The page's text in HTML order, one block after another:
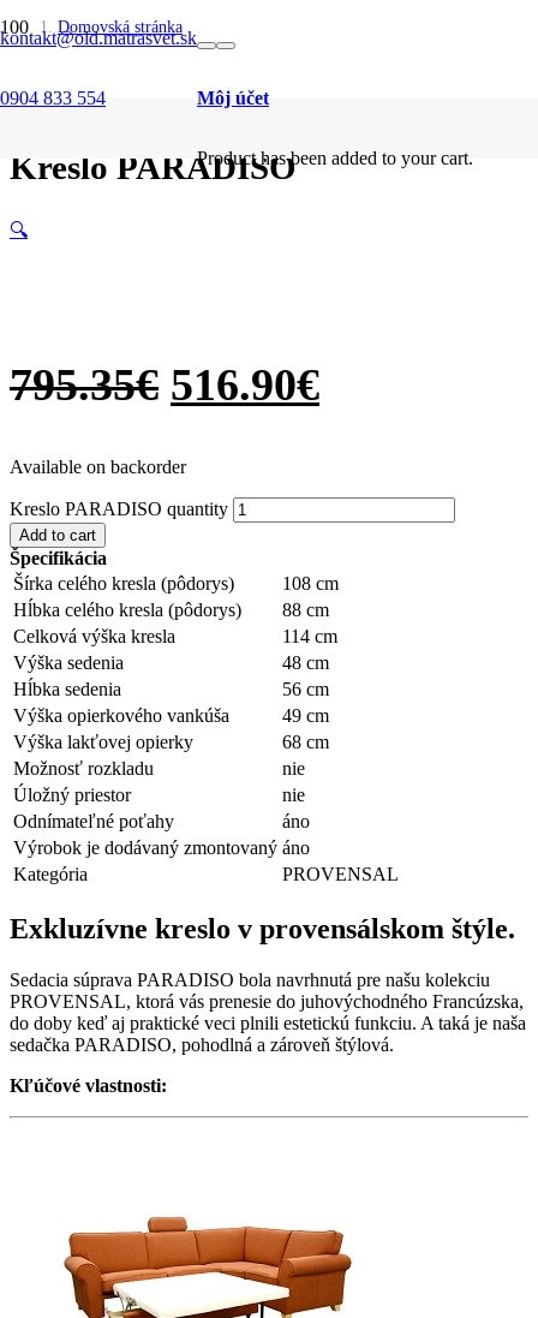
kontakt@old.matrasvet.sk
0904 833 554 Môj účet
Producthas been added to your cart.
Domovská stránka
/
/
Kreslo PARADISO
Kreslo PARADISO
🔍
795.35€ 516.90€
Available on backorder
Kreslo PARADISO quantity
Add to cart
Špecifikácia
Šírka celého kresla (pôdorys)
108 cm
Hĺbka celého kresla (pôdorys)
88 cm
Celková výška kresla
114 cm
Výška sedenia
48 cm
Hĺbka sedenia
56 cm
Výška opierkového vankúša
49 cm
Výška lakťovej opierky
68 cm
Možnosť rozkladu
nie
Úložný priestor
nie
Odnímateľné poťahy
áno
Výrobok je dodávaný zmontovaný áno
Kategória
PROVENSAL
Exkluzívne kreslo v provensálskom štýle.
Sedacia súprava PARADISO bola navrhnutá pre našu kolekciu
PROVENSAL, ktorá vás prenesie do juhovýchodného Francúzska,
do doby keď aj praktické veci plnili estetickú funkciu. A taká je naša
sedačka PARADISO, pohodlná a zároveň štýlová.
Kľúčové vlastnosti: